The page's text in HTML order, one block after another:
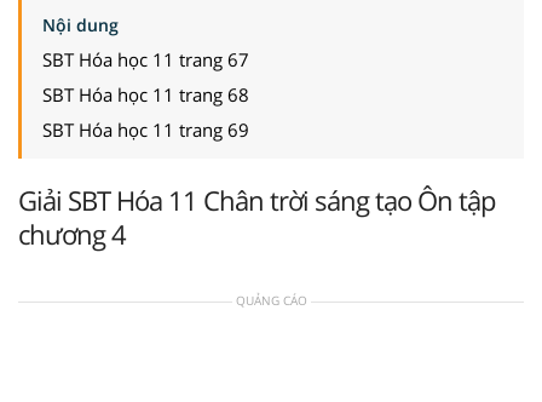
Nội dung
SBT Hóa học 11 trang 67
SBT Hóa học 11 trang 68
SBT Hóa học 11 trang 69
Giải SBT Hóa 11 Chân trời sáng tạo Ôn tập
chương 4
QUẢNG CÁO